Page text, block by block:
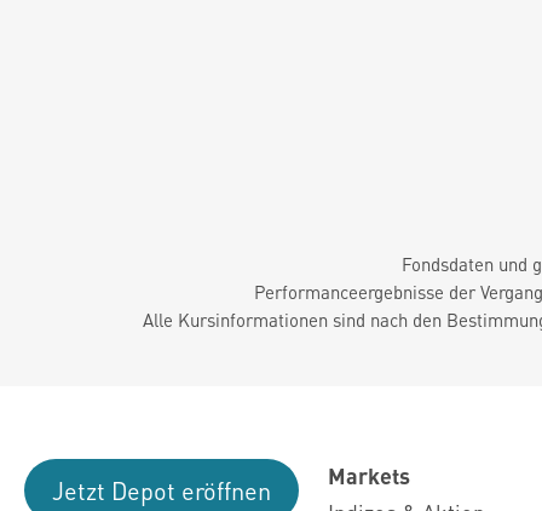
Fondsdaten und
Performanceergebnisse der
Alle Kursinformationen sind nach den
Jetzt Depot eröffnen
Markets